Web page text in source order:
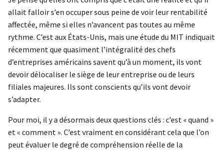
allait falloir s’en occuper sous peine de voir leur rentabilité
affectée, même si elles n’avancent pas toutes au même
rythme. C’est aux États-Unis, mais une étude du MIT indiquait
récemment que quasiment l’intégralité des chefs
d’entreprises américains savent qu’à un moment, ils vont
devoir délocaliser le siège de leur entreprise ou de leurs
filiales majeures. Ils sont conscients qu’ils vont devoir
s’adapter.
Pour moi, il y a désormais deux questions clés : c’est « quand »
et « comment ». C’est vraiment en considérant cela que l’on
peut évaluer le degré de compréhension réelle de la